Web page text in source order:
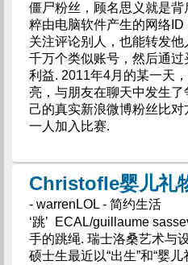
僵尸粉丝，顾名思义就是
粹由电脑软件产生的网络
关注评论别人，也能转发
千万个类似账号，然后通
利益. 2011年4月的某一天
亮，与朋友在聊天中发生
己的真实新浪微博粉丝比
一人加入比赛.
Christofle婴儿礼
- warrenLOL - 简约生活
‘跳’ ECAL/guillaume
手的跳绳. 瑞士洛桑艺术与
硕士生最近以“出生”和“婴